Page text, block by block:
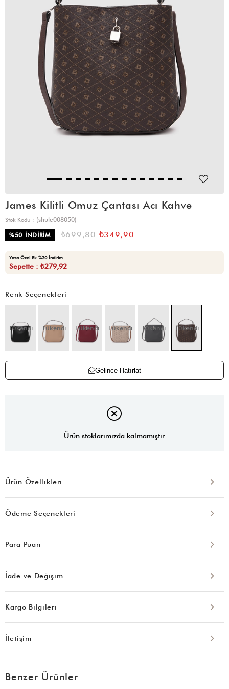
James Kilitli Omuz Çantası Acı Kahve
Stok Kodu
(shule008050)
%50 İNDIRIM ₺699,80 ₺349,90
Yaza Özel Ek %20 İndirim
Sepette : ₺279,92
Renk Seçenekleri
Tükendi Tükendi Tükendi Tükendi Tükendi Tükendi
Gelince Hatırlat
Ürün stoklarımızda kalmamıştır.
Ürün Özellikleri
Ödeme Seçenekleri
Para Puan
İade ve Değişim
Kargo Bilgileri
İletişim
Benzer Ürünler